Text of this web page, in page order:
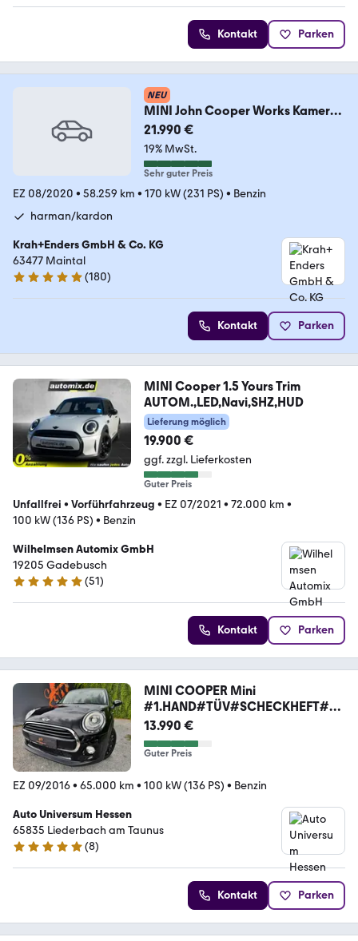
Kontakt Parken
NEU
MINI John Cooper Works Kamera
Panorama LED H&K HeadUP
21.990 €
19% MwSt.
Sehr guter Preis
EZ 08/2020 • 58.259 km • 170 kW (231 PS) • Benzin
harman/kardon
Krah+Enders GmbH & Co. KG
63477 Maintal
4.9 Sterne
(180)
Kontakt Parken
MINI Cooper 1.5 Yours Trim
AUTOM.,LED,Navi,SHZ,HUD
Lieferung möglich
19.900 €
ggf. zzgl. Lieferkosten
Guter Preis
Unfallfrei • Vorführfahrzeug • EZ 07/2021 • 72.000 km •
100 kW (136 PS) • Benzin
Wilhelmsen Automix GmbH
19205 Gadebusch
5 Sterne
(51)
Kontakt Parken
MINI COOPER Mini
#1.HAND#TÜV#SCHECKHEFT#D
ASHCAM#TOP!
13.990 €
Guter Preis
EZ 09/2016• 65.000 km • 100 kW (136 PS) • Benzin
Auto Universum Hessen
65835 Liederbach am Taunus
4.9 Sterne
(8)
Kontakt Parken